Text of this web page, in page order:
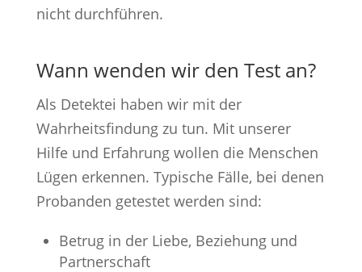
nicht durchführen.
Wann wenden wir den Test an?
Als Detektei haben wir mit der
Wahrheitsfindung zu tun. Mit unserer
Hilfe und Erfahrung wollen die Menschen
Lügen erkennen. Typische Fälle, bei denen
Probanden getestet werden sind:
Betrug in der Liebe, Beziehung und
Partnerschaft